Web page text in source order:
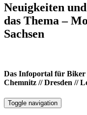
Neuigkeiten
das Thema –
Sachsen
Das Infoportal für
Chemnitz // Dresden //
Toggle navigation